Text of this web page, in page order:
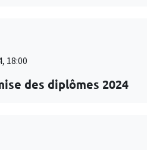
18:00
des diplômes 2024